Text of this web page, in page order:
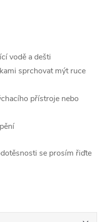
vodě a dešti
sprchovat mýt ruce
přístroje nebo
se prosím řiďte